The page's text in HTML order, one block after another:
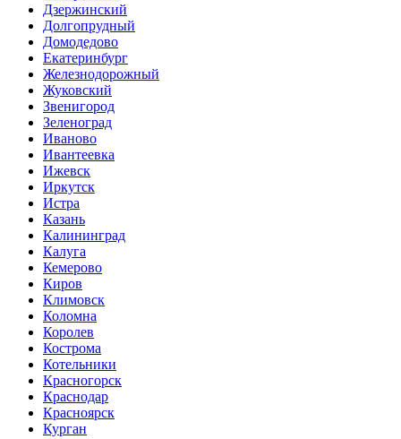
Дзержинский
Долгопрудный
Домодедово
Екатеринбург
Железнодорожный
Жуковский
Звенигород
Зеленоград
Иваново
Ивантеевка
Ижевск
Иркутск
Истра
Казань
Калининград
Калуга
Кемерово
Киров
Климовск
Коломна
Королев
Кострома
Котельники
Красногорск
Краснодар
Красноярск
Курган